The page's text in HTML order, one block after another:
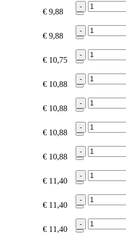
€ 9,88
-
€ 9,88
-
€ 10,75
-
€ 10,88
-
€ 10,88
-
€ 10,88
-
€ 10,88
-
€ 11,40
-
€ 11,40
-
€ 11,40
-